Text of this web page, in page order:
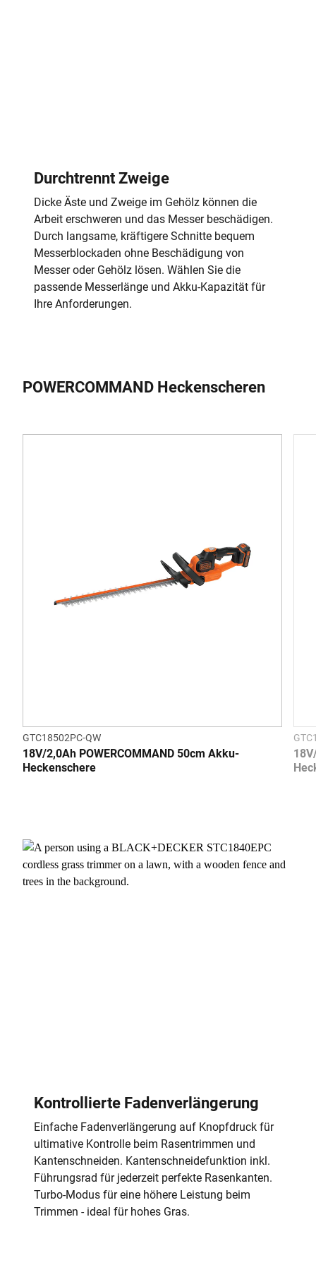
Durchtrennt Zweige
Dicke Äste und Zweige im Gehölz können die
Arbeit erschweren und das Messer beschädigen.
Durch langsame, kräftigere Schnitte bequem
Messerblockaden ohne Beschädigung von
Messer oder Gehölz lösen. Wählen Sie die
passende Messerlänge und Akku-Kapazität für
Ihre Anforderungen.
POWERCOMMAND Heckenscheren
GTC18502PC-QW
18V/2,0Ah POWERCOMMAND 50cm Akku-
Heckenschere
Kontrollierte Fadenverlängerung
Einfache Fadenverlängerung auf Knopfdruck für
ultimative Kontrolle beim Rasentrimmen und
Kantenschneiden. Kantenschneidefunktion inkl.
Führungsrad für jederzeit perfekte Rasenkanten.
Turbo-Modus für eine höhere Leistung beim
Trimmen - ideal für hohes Gras.